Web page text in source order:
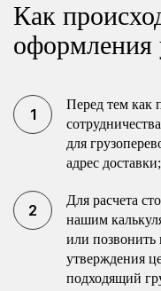
Как
оформления
Перед тем как
для
адрес
Для расчета
нашим
или
утверждения
подходящий